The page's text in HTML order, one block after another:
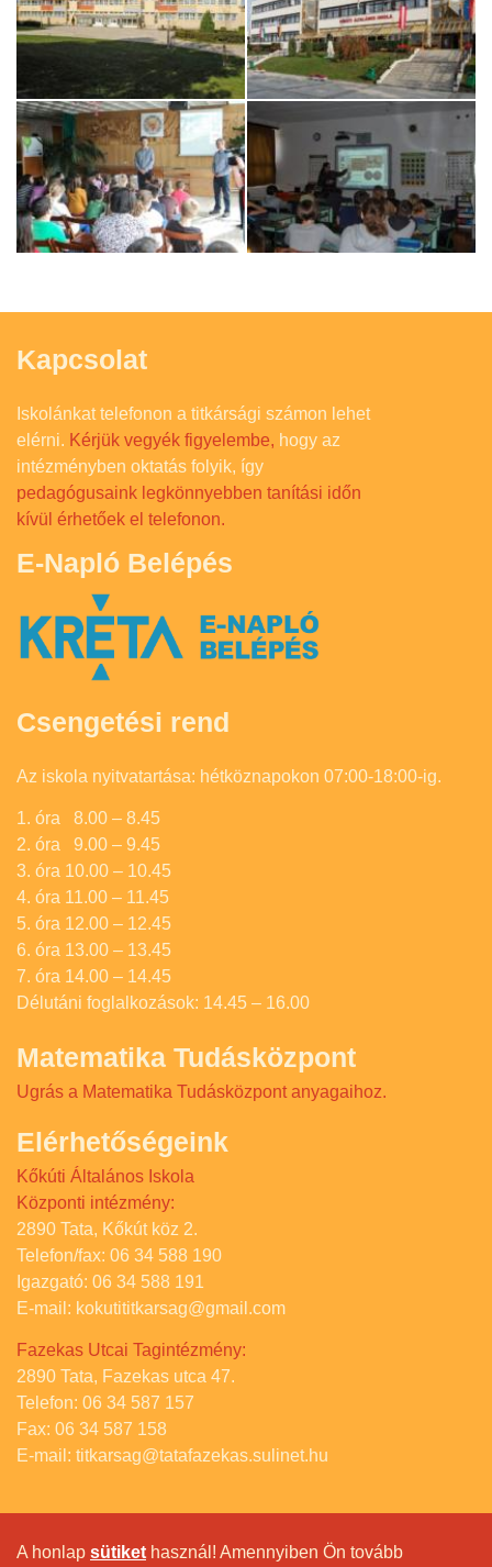
Kapcsolat
Iskolánkat telefonon a titkársági számon lehet
elérni. Kérjük vegyék figyelembe, hogy az
intézményben oktatás folyik, így
pedagógusaink legkönnyebben tanítási időn
kívül érhetőek el telefonon.
E-Napló Belépés
Csengetési rend
Az iskola nyitvatartása: hétköznapokon 07:00-18:00-ig.
1. óra 8.00 – 8.45
2. óra 9.00 – 9.45
3. óra 10.00 – 10.45
4. óra 11.00 – 11.45
5. óra 12.00 – 12.45
6. óra 13.00 – 13.45
7. óra 14.00 – 14.45
Délutáni foglalkozások: 14.45 – 16.00
Matematika Tudásközpont
Ugrás a Matematika Tudásközpont anyagaihoz.
Elérhetőségeink
Kőkúti Általános Iskola
Központi intézmény:
2890 Tata, Kőkút köz 2.
Telefon/fax: 06 34 588 190
Igazgató: 06 34 588 191
E-mail: kokutititkarsag@gmail.com
Fazekas Utcai Tagintézmény:
2890 Tata, Fazekas utca 47.
Telefon: 06 34 587 157
Fax: 06 34 587 158
E-mail: titkarsag@tatafazekas.sulinet.hu
A honlap sütiket használ! Amennyiben Ön tovább